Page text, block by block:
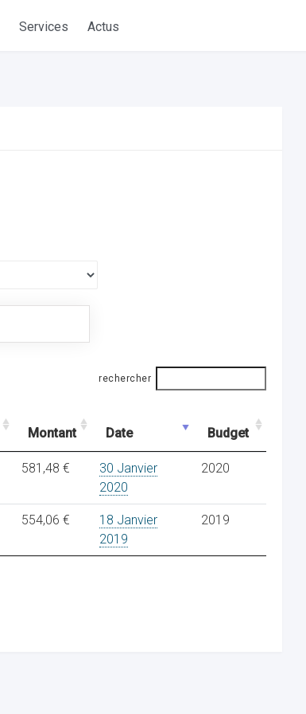
Services Actus
rechercher
Montant Date Budget
581,48 €
30 Janvier
2020
2020
554,06 €
18 Janvier
2019
2019